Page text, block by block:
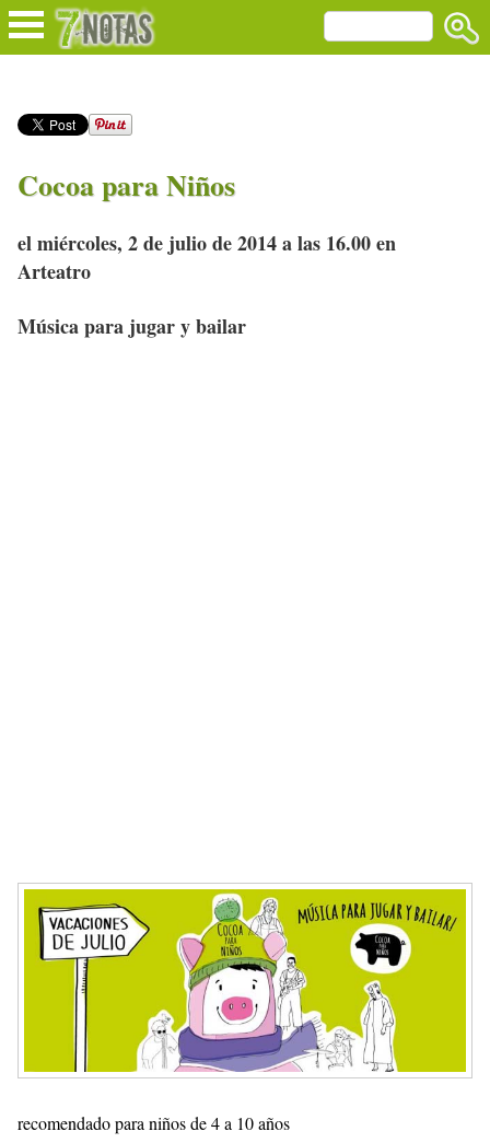
Cocoa para Niños
el miércoles, 2 de julio de 2014 a las 16.00 en
Arteatro
Música para jugar y bailar
recomendado para niños de 4 a 10 años